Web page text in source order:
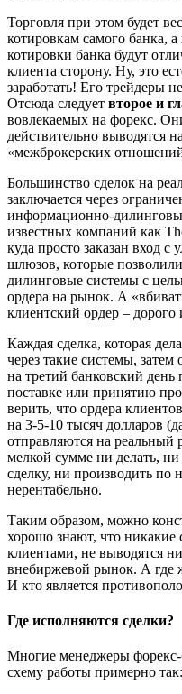
Торговля при этом будет
котировкам самого банка,
котировки банка будут
клиента сторону. Ну, это
заработать! Его трейдеры
Отсюда следует второе и
вовлекаемых на форекс.
действительно выводятся
«межброкерских
Большинство сделок на
заключается через
информационно-
известных компаний как
куда просто заказан вход
шлюзов, которые
дилинговые системы с
ордера на рынок. А
клиентский ордер – дорого
Каждая сделка, которая
через такие системы,
на третий банковский день
поставке или принятию
верить, что ордера
на 3-5-10 тысяч долларов
отправляются на реальный
мелкой сумме ни делать,
сделку, ни производить по
нерентабельно.
Таким образом, можно
хорошо знают, что никакие
клиентами, не выводятся
внебиржевой рынок. А где
И кто является
Где исполняются сделки?
Многие менеджеры
схему работы примерно так: